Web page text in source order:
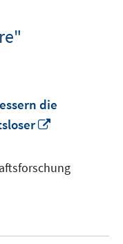
die
öffnen